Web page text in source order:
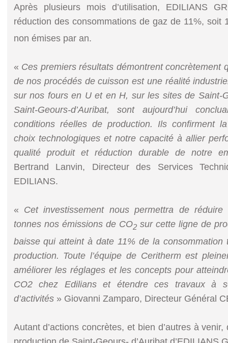
Après plusieurs mois d’utilisation, EDILIANS
réduction des consommations de gaz de 11%, soit
non émises par an.
« Ces premiers résultats démontrent concrètement
de nos procédés de cuisson est une réalité
sur nos fours en U et en H, sur les sites de Saint-
Saint-Geours-d’Auribat, sont aujourd’hui
conditions réelles de production. Ils confirment
choix technologiques et notre capacité à allier
qualité produit et réduction durable de notre
Bertrand Lanvin, Directeur des Services
EDILIANS.
« Cet investissement nous permettra de
tonnes nos émissions de CO2sur cette ligne de
baisse qui atteint à date 11% de la consommation
production. Toute l’équipe de Ceritherm est
améliorer les réglages et les concepts pour
CO2 chez Edilians et étendre ces travaux à
d’activités» Giovanni Zamparo, Directeur Général
Autant d’actions concrètes, et bien d’autres à